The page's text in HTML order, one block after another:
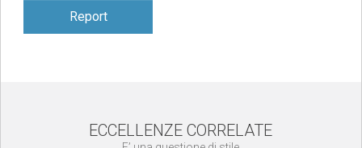
Report
ECCELLENZE CORRELATE